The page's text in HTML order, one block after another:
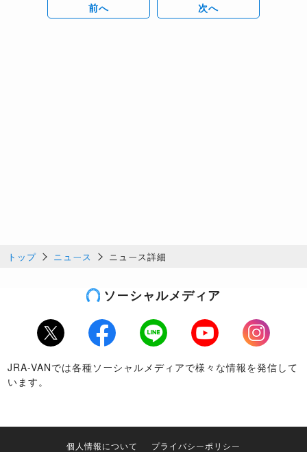
前へ 次へ
トップ ニュース ニュース詳細
ソーシャルメディア
Twitter Facebook LINE Youtube
Instagram
JRA-VANでは各種ソーシャルメディアで様々な情報を発信して
います。
個人情報について プライバシーポリシー